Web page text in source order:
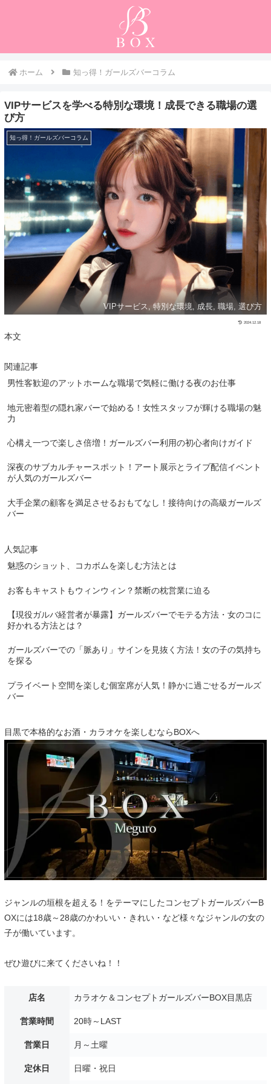
ホーム 知っ得！ガールズバーコラム
VIPサービスを学べる特別な環境！成長できる職場の選
び方
知っ得！ガールズバーコラム
VIPサービス, 特別な環境, 成長, 職場, 選び方
2024.12.18
本文
関連記事
男性客歓迎のアットホームな職場で気軽に働ける夜のお仕事
地元密着型の隠れ家バーで始める！女性スタッフが輝ける職場の魅
力
心構え一つで楽しさ倍増！ガールズバー利用の初心者向けガイド
深夜のサブカルチャースポット！アート展示とライブ配信イベント
が人気のガールズバー
大手企業の顧客を満足させるおもてなし！接待向けの高級ガールズ
バー
人気記事
魅惑のショット、コカボムを楽しむ方法とは
お客もキャストもウィンウィン？禁断の枕営業に迫る
【現役ガルバ経営者が暴露】ガールズバーでモテる方法・女のコに
好かれる方法とは？
ガールズバーでの「脈あり」サインを見抜く方法！女の子の気持ち
を探る
プライベート空間を楽しむ個室席が人気！静かに過ごせるガールズ
バー
目黒で本格的なお酒・カラオケを楽しむならBOXへ
ジャンルの垣根を超える！をテーマにしたコンセプトガールズバーB
OXには18歳～28歳のかわいい・きれい・など様々なジャンルの女の
子が働いています。
ぜひ遊びに来てくださいね！！
店名 カラオケ＆コンセプトガールズバーBOX目黒店
営業時間 20時～LAST
営業日 月～土曜
定休日 日曜・祝日